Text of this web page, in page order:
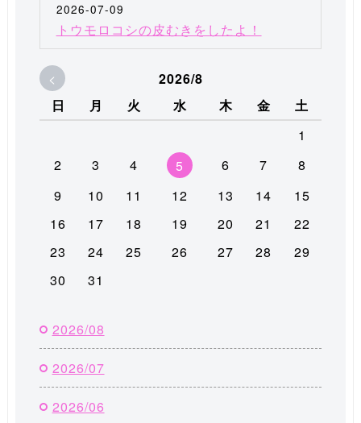
2026-07-09
トウモロコシの皮むきをしたよ！
<
2026/8
日
月 火 水 木 金
土
1
2
3 4 5 6 7
8
9
10 11 12 13 14
15
16
17 18 19 20 21
22
23
24 25 26 27 28
29
30
31
2026/08
2026/07
2026/06